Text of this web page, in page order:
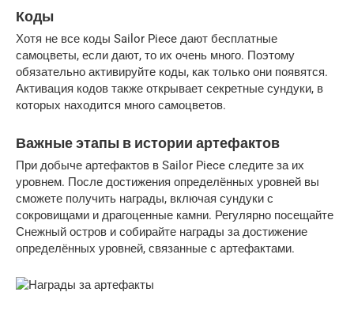
Коды
Хотя не все коды Sailor Piece дают бесплатные
самоцветы, если дают, то их очень много. Поэтому
обязательно активируйте коды, как только они появятся.
Активация кодов также открывает секретные сундуки, в
которых находится много самоцветов.
Важные этапы в истории артефактов
При добыче артефактов в Sailor Piece следите за их
уровнем. После достижения определённых уровней вы
сможете получить награды, включая сундуки с
сокровищами и драгоценные камни. Регулярно посещайте
Снежный остров и собирайте награды за достижение
определённых уровней, связанные с артефактами.